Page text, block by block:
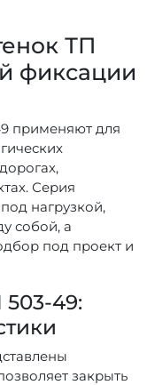
ТП
фиксации
применяют для
Серия
нагрузкой,
собой, а
под проект и
49:
закрыть